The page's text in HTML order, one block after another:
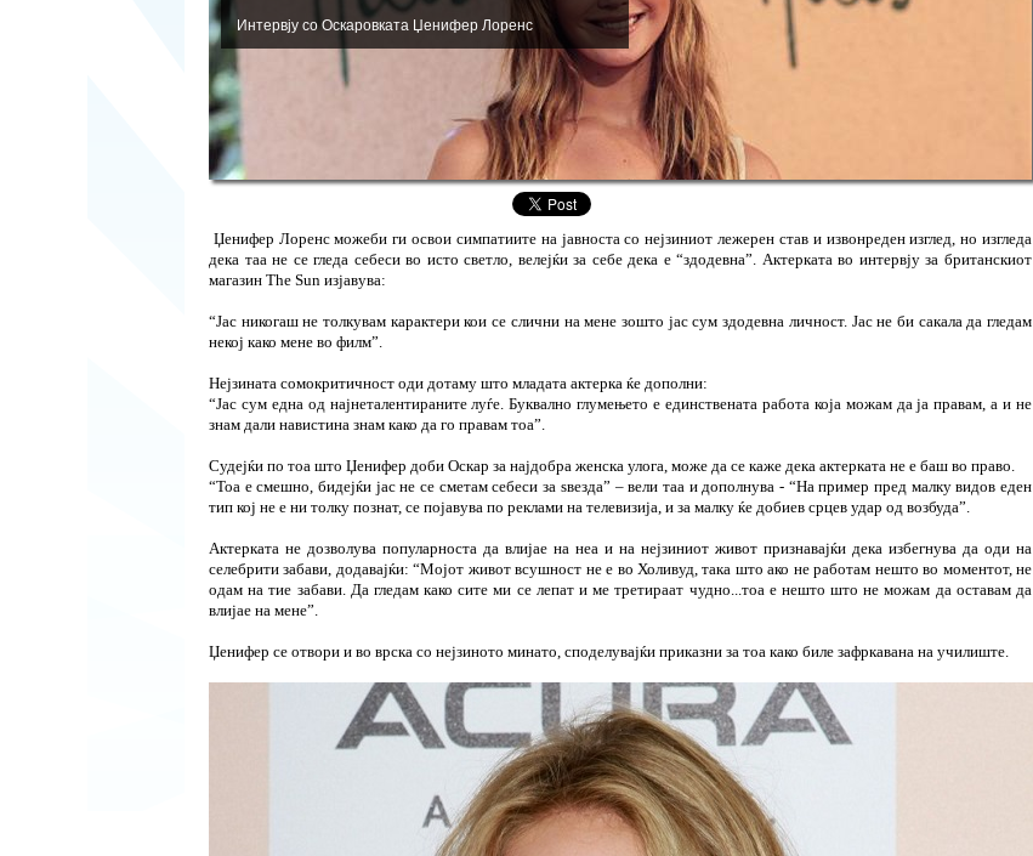
Интервју со Оскаровката Џенифер Лоренс
Џенифер Лоренс можеби ги освои симпатиите на јавноста со нејзиниот лежерен став и извонреден изглед, но изгледа
дека таа не се гледа себеси во исто светло, велејќи за себе дека е “здодевна”. Актерката во интервју за британскиот
магазин The Sun изјавува:
“Јас никогаш не толкувам карактери кои се слични на мене зошто јас сум здодевна личност. Јас не би сакала да гледам
некој како мене во филм”.
Нејзината сомокритичност оди дотаму што младата актерка ќе дополни:
“Јас сум една од најнеталентираните луѓе. Буквално глумењето е единствената работа која можам да ја правам, а и не
знам дали навистина знам како да го правам тоа”.
Судејќи по тоа што Џенифер доби Оскар за најдобра женска улога, може да се каже дека актерката не е баш во право.
“Тоа е смешно, бидејќи јас не се сметам себеси за ѕвезда” – вели таа и дополнува - “На пример пред малку видов еден
тип кој не е ни толку познат, се појавува по реклами на телевизија, и за малку ќе добиев срцев удар од возбуда”.
Актерката не дозволува популарноста да влијае на неа и на нејзиниот живот признавајќи дека избегнува да оди на
селебрити забави, додавајќи: “Мојот живот всушност не е во Холивуд, така што ако не работам нешто во моментот, не
одам на тие забави. Да гледам како сите ми се лепат и ме третираат чудно...тоа е нешто што не можам да оставам да
влијае на мене”.
Џенифер се отвори и во врска со нејзиното минато, споделувајќи приказни за тоа како биле зафркавана на училиште.